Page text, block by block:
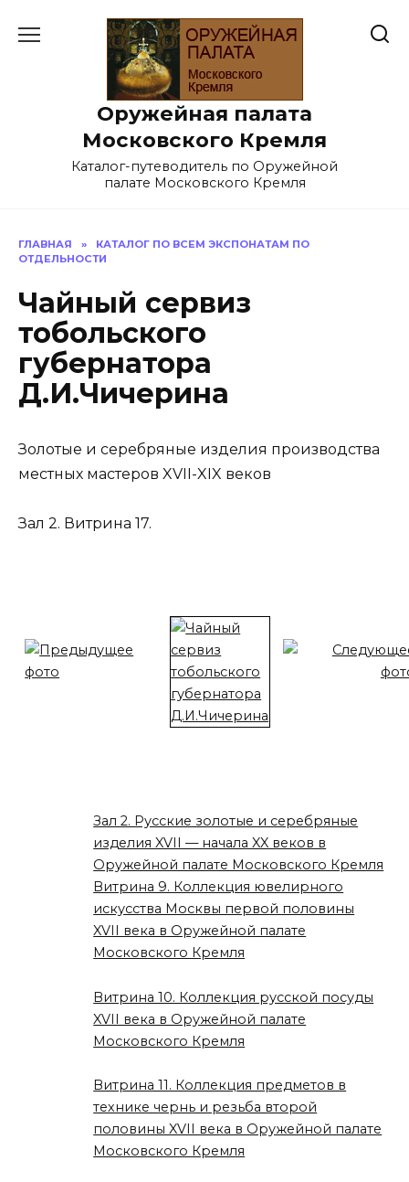
Оружейная палата
Московского Кремля
Каталог-путеводитель по Оружейной
палате Московского Кремля
ГЛАВНАЯ »
КАТАЛОГ ПО ВСЕМ ЭКСПОНАТАМ ПО
ОТДЕЛЬНОСТИ
Чайный сервиз
тобольского
губернатора
Д.И.Чичерина
Золотые и серебряные изделия производства
местных мастеров XVII-XIX веков
Зал 2. Витрина 17.
Зал 2. Русские золотые и серебряные
изделия XVII — начала XX веков в
Оружейной палате Московского Кремля
Витрина 9. Коллекция ювелирного
искусства Москвы первой половины
XVII века в Оружейной палате
Московского Кремля
Витрина 10. Коллекция русской посуды
XVII века в Оружейной палате
Московского Кремля
Витрина 11. Коллекция предметов в
технике чернь и резьба второй
половины XVII века в Оружейной палате
Московского Кремля